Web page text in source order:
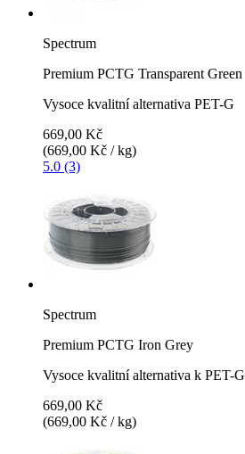
Spectrum
Premium PCTG Transparent Green
Vysoce kvalitní alternativa PET-G
669,00 Kč
(669,00 Kč / kg)
5.0 (3)
Spectrum
Premium PCTG Iron Grey
Vysoce kvalitní alternativa k PET-G
669,00 Kč
(669,00 Kč / kg)